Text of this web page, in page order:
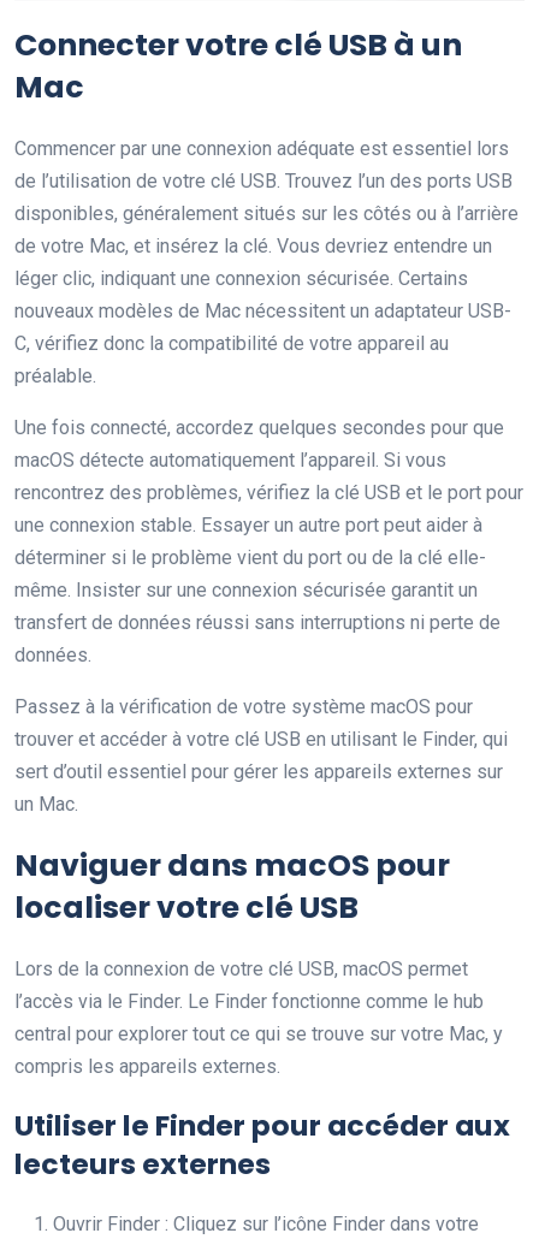
Connecter votre clé USB à un
Mac
Commencer par une connexion adéquate est essentiel lors
de l’utilisation de votre clé USB. Trouvez l’un des ports USB
disponibles, généralement situés sur les côtés ou à l’arrière
de votre Mac, et insérez la clé. Vous devriez entendre un
léger clic, indiquant une connexion sécurisée. Certains
nouveaux modèles de Mac nécessitent un adaptateur USB-
C, vérifiez donc la compatibilité de votre appareil au
préalable.
Une fois connecté, accordez quelques secondes pour que
macOS détecte automatiquement l’appareil. Si vous
rencontrez des problèmes, vérifiez la clé USB et le port pour
une connexion stable. Essayer un autre port peut aider à
déterminer si le problème vient du port ou de la clé elle-
même. Insister sur une connexion sécurisée garantit un
transfert de données réussi sans interruptions ni perte de
données.
Passez à la vérification de votre système macOS pour
trouver et accéder à votre clé USB en utilisant le Finder, qui
sert d’outil essentiel pour gérer les appareils externes sur
un Mac.
Naviguer dans macOS pour
localiser votre clé USB
Lors de la connexion de votre clé USB, macOS permet
l’accès via le Finder. Le Finder fonctionne comme le hub
central pour explorer tout ce qui se trouve sur votre Mac, y
compris les appareils externes.
Utiliser le Finder pour accéder aux
lecteurs externes
Ouvrir Finder : Cliquez sur l’icône Finder dans votre